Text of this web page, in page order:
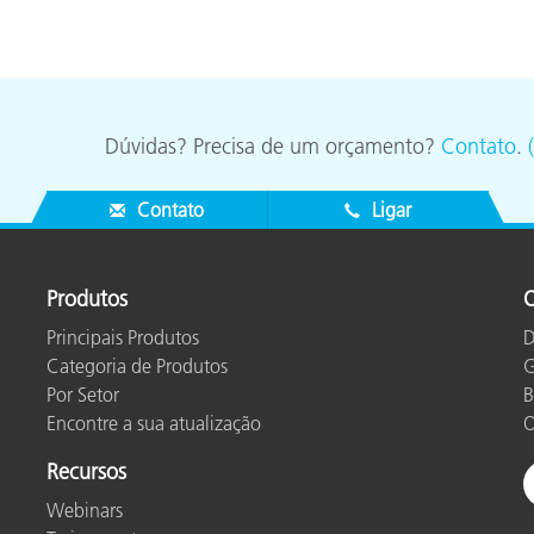
Dúvidas? Precisa de um orçamento? Contato.
Contato Ligar
Produtos
Principais Produtos
Categoria de Produtos
Por Setor
Encontre a sua atualização
Recursos
Webinars